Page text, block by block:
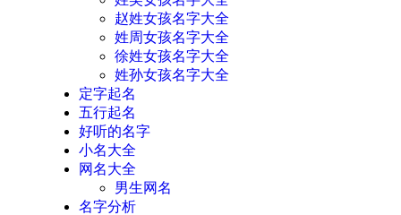
赵姓女孩名字大全
姓周女孩名字大全
徐姓女孩名字大全
姓孙女孩名字大全
定字起名
五行起名
好听的名字
小名大全
网名大全
男生网名
名字分析